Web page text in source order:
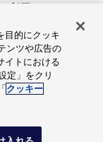
目的にクッキ
ンツや広告の
イトにおける
定」をクリ
クッキー